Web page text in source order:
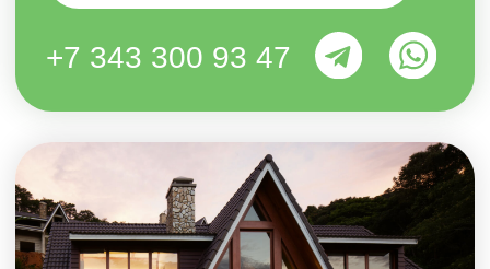
Домопедия
По любым вопросам!